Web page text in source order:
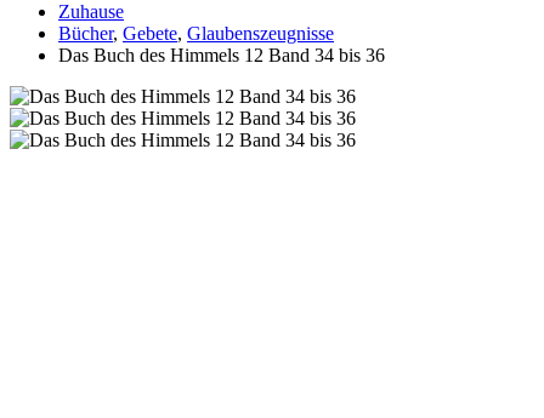
Zuhause
Bücher, Gebete, Glaubenszeugnisse
Das Buch des Himmels 12 Band 34 bis 36